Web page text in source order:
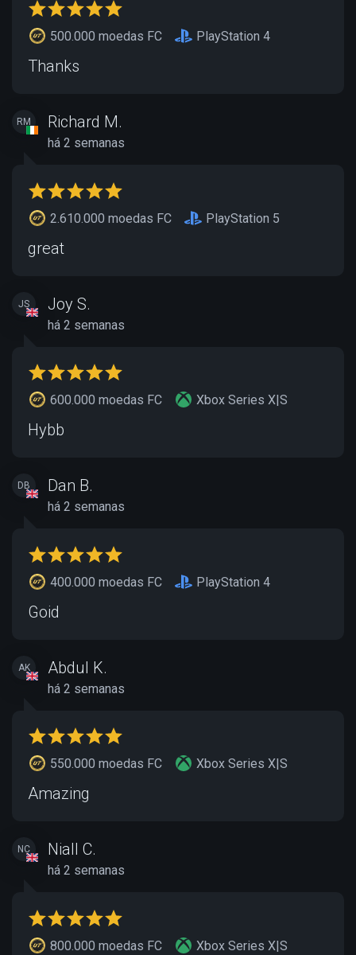
500.000 moedas FC PlayStation 4
Thanks
RM Richard M.
há 2 semanas
2.610.000 moedas FC PlayStation 5
great
JS Joy S.
há 2 semanas
600.000 moedas FC Xbox Series X|S
Hybb
DB Dan B.
há 2 semanas
400.000 moedas FC PlayStation 4
Goid
AK Abdul K.
há 2 semanas
550.000 moedas FC Xbox Series X|S
Amazing
NC Niall C.
há 2 semanas
800.000 moedas FC
Xbox Series X|S